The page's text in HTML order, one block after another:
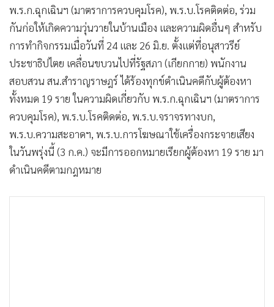
พ.ร.ก.ฉุกเฉินฯ (มาตราการควบคุมโรค), พ.ร.บ.โรคติดต่อ, ร่วม
กันก่อให้เกิดความวุ่นวายในบ้านเมือง และความผิดอื่นๆ สำหรับ
การทำกิจกรรมเมื่อวันที่ 24 และ 26 มิ.ย. ตั้งแต่ที่อนุสาวรีย์
ประชาธิปไตย เคลื่อนขบวนไปที่รัฐสภา (เกียกกาย) พนักงาน
สอบสวน สน.สําราญราษฎร์ ได้ร้องทุกข์ดำเนินคดีกับผู้ต้องหา
ทั้งหมด 19 ราย ในความผิดเกี่ยวกับ พ.ร.ก.ฉุกเฉินฯ (มาตราการ
ควบคุมโรค), พ.ร.บ.โรคติดต่อ, พ.ร.บ.จราจรทางบก,
พ.ร.บ.ความสะอาดฯ, พ.ร.บ.การโฆษณาใช้เครื่องกระจายเสียง
ในวันพรุ่งนี้ (3 ก.ค.) จะมีการออกหมายเรียกผู้ต้องหา 19 ราย มา
ดำเนินคดีตามกฎหมาย